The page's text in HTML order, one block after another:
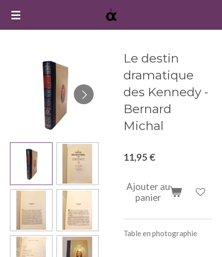
Passer
Le destin
dramatique
des Kennedy -
Bernard
Michal
11,95 €
Ajouter au
panier
Table en photographie